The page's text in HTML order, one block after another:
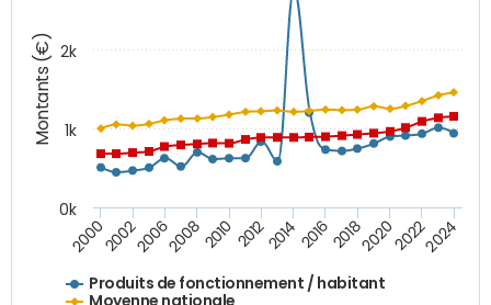
Montants (€)
Produits de fonctionnement / habitant
Moyenne nationale
20002002200620082010 2012201420162018202020222024
0k
1k
2k